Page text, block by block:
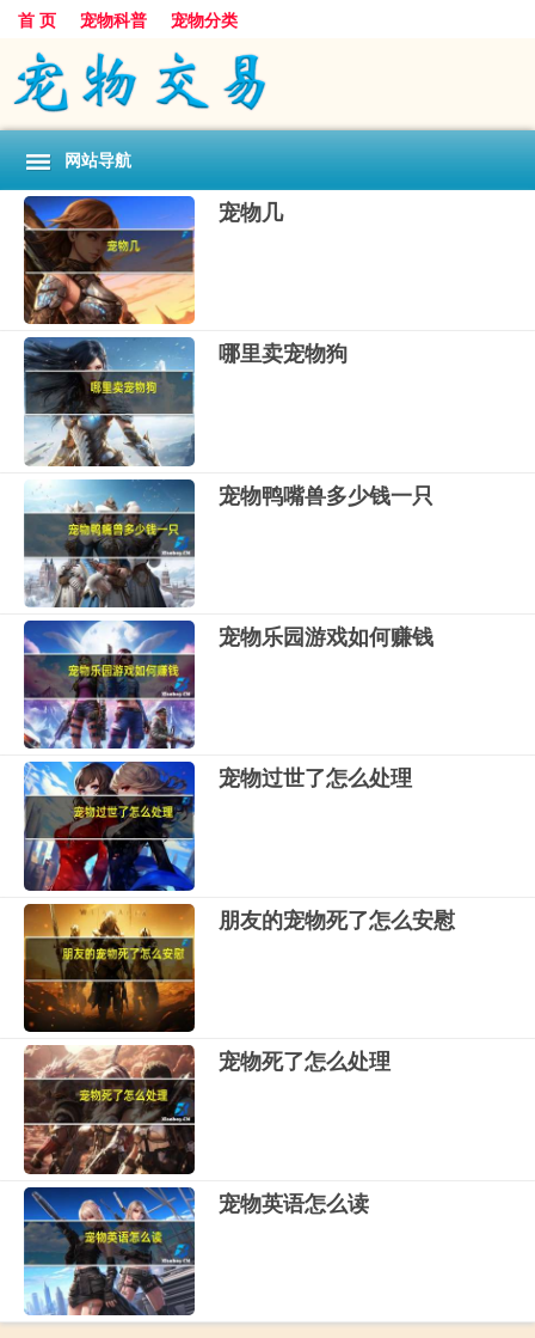
首 页 宠物科普 宠物分类
网站导航
宠物几
哪里卖宠物狗
宠物鸭嘴兽多少钱一只
宠物乐园游戏如何赚钱
宠物过世了怎么处理
朋友的宠物死了怎么安慰
宠物死了怎么处理
宠物英语怎么读